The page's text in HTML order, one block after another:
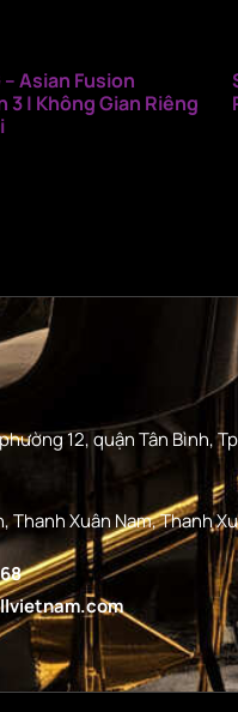
– Asian Fusion
3 | Không Gian Riêng
12, quận Tân Bình,
Thanh Xuân Nam, Thanh